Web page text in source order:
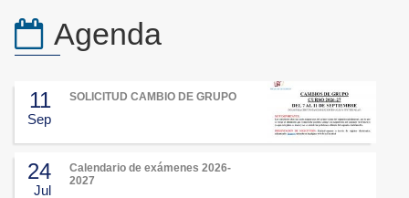
Agenda
11
Sep
SOLICITUD CAMBIO DE GRUPO
24
Jul
Calendario de exámenes 2026-
2027